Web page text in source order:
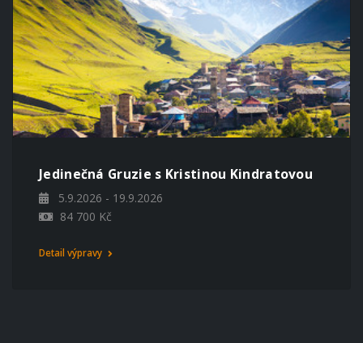
Jedinečná Gruzie s Kristinou Kindratovou
5.9.2026 - 19.9.2026
84 700 Kč
Detail výpravy